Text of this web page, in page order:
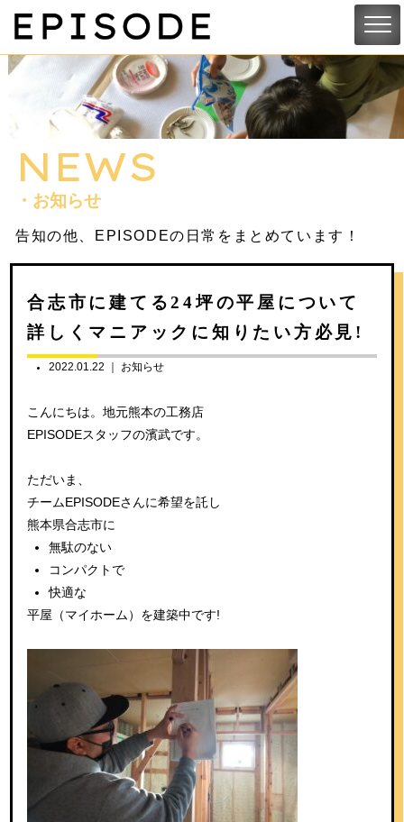
NEWS
・お知らせ
告知の他、EPISODEの日常をまとめています！
合志市に建てる24坪の平屋について
詳しくマニアックに知りたい方必見!
2022.01.22 ｜ お知らせ
こんにちは。地元熊本の工務店
EPISODEスタッフの濱武です。
ただいま、
チームEPISODEさんに希望を託し
熊本県合志市に
無駄のない
コンパクトで
快適な
平屋（マイホーム）を建築中です!